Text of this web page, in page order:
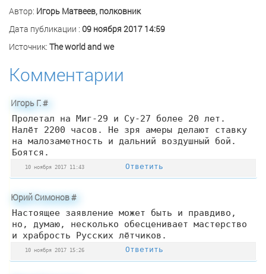
Автор: Игорь Матвеев, полковник
Дата публикации : 09 ноября 2017 14:59
Источник: The world and we
Комментарии
Игорь Г.#
Пролетал на Миг-29 и Су-27 более 20 лет.
Налёт 2200 часов. Не зря амеры делают ставку
на малозаметность и дальний воздушный бой.
Боятся.
10 ноября 2017 11:43 Ответить
Юрий Симонов#
Настоящее заявление может быть и правдиво,
но, думаю, несколько обесценивает мастерство
и храбрость Русских лётчиков.
10 ноября 2017 15:26 Ответить